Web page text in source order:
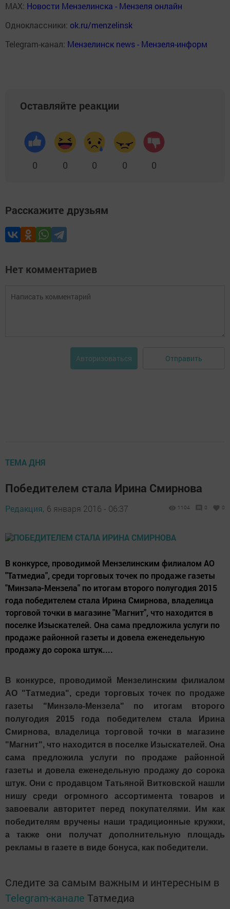
MAX: Новости Мензелинска - Мензеля онлайн
Одноклассники: ok.ru/menzelinsk
Telegram-канал: Мензелинск news - Мензеля-информ
Оставляйте реакции
0 0 0 0 0
Расскажите друзьям
Нет комментариев
Авторизоваться Отправить
ТЕМА ДНЯ
Победителем стала Ирина Смирнова
Редакция, 6 января 2016 - 06:37 1104 0 0
В конкурсе, проводимой Мензелинским филиалом АО
"Татмедиа", среди торговых точек по продаже газеты
"Минзәлә-Мензела" по итогам второго полугодия 2015
года победителем стала Ирина Смирнова, владелица
торговой точки в магазине "Магнит", что находится в
поселке Изыскателей. Она сама предложила услуги по
продаже районной газеты и довела еженедельную
продажу до сорока штук....
В конкурсе, проводимой Мензелинским филиалом
АО "Татмедиа", среди торговых точек по продаже
газеты "Минзәлә-Мензела" по итогам второго
полугодия 2015 года победителем стала Ирина
Смирнова, владелица торговой точки в магазине
"Магнит", что находится в поселке Изыскателей. Она
сама предложила услуги по продаже районной
газеты и довела еженедельную продажу до сорока
штук. Они с продавцом Татьяной Витковской нашли
нишу среди огромного ассортимента товаров и
завоевали авторитет перед покупателями. Им как
победителям вручены наши традиционные кружки,
а также они получат дополнительную площадь
рекламы в газете в виде бонуса, как победители.
Следите за самым важным и интересным в
Telegram-канале Татмедиа